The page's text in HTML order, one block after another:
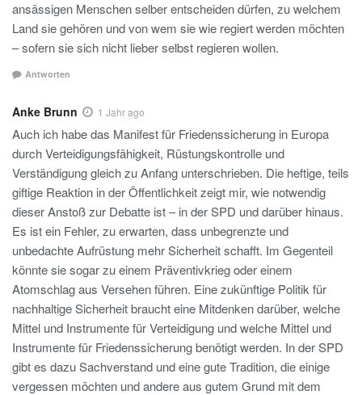
ansässigen Menschen selber entscheiden dürfen, zu welchem
Land sie gehören und von wem sie wie regiert werden möchten
– sofern sie sich nicht lieber selbst regieren wollen.
Antworten
Anke Brunn 1 Jahr ago
Auch ich habe das Manifest für Friedenssicherung in Europa
durch Verteidigungsfähigkeit, Rüstungskontrolle und
Verständigung gleich zu Anfang unterschrieben. Die heftige, teils
giftige Reaktion in der Öffentlichkeit zeigt mir, wie notwendig
dieser Anstoß zur Debatte ist – in der SPD und darüber hinaus.
Es ist ein Fehler, zu erwarten, dass unbegrenzte und
unbedachte Aufrüstung mehr Sicherheit schafft. Im Gegenteil
könnte sie sogar zu einem Präventivkrieg oder einem
Atomschlag aus Versehen führen. Eine zukünftige Politik für
nachhaltige Sicherheit braucht eine Mitdenken darüber, welche
Mittel und Instrumente für Verteidigung und welche Mittel und
Instrumente für Friedenssicherung benötigt werden. In der SPD
gibt es dazu Sachverstand und eine gute Tradition, die einige
vergessen möchten und andere aus gutem Grund mit dem